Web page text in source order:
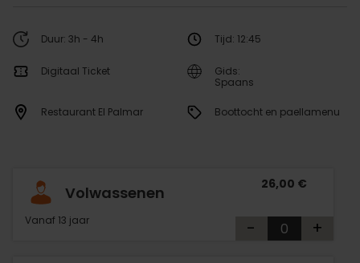
Duur: 3h - 4h Tijd: 12:45
Digitaal Ticket
Gids:
Spaans
Restaurant El Palmar Boottocht en paellamenu
Volwassenen
Vanaf 13 jaar
26,00 €
- +